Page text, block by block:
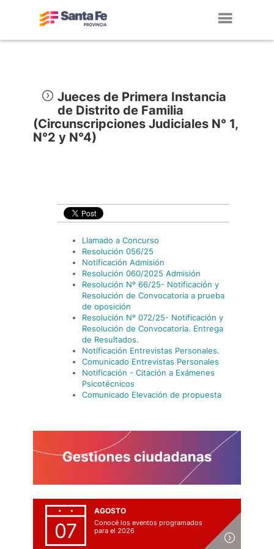
Jueces de Primera Instancia
de Distrito de Familia
(Circunscripciones Judiciales N° 1,
N°2 y N°4)
Llamado a Concurso
Resolución 056/25
Notificación Admisión
Resolución 060/2025 Admisión
Resolución Nº 66/25- Notificación y
Resolución de Convocatoria a prueba
de oposición
Resolución Nº 072/25- Notificación y
Resolución de Convocatoria. Entrega
de Resultados.
Notificación Entrevistas Personales.
Comunicado Entrevistas Personales
Notificación - Citación a Exámenes
Psicotécnicos
Comunicado Elevación de propuesta
07
AGOSTO
Conocé los eventos programados
para el 2026